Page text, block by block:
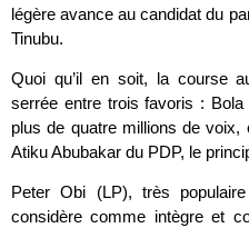
légère avance au candidat du
Tinubu.
Quoi qu’il en soit, la course
serrée entre trois favoris :
plus de quatre millions de
Atiku Abubakar du PDP, le
Peter Obi (LP), très
considère comme intègre et